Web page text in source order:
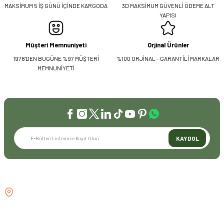
MAKSİMUM 5 İŞ GÜNÜ İÇİNDE KARGODA
3D MAKSİMUM GÜVENLİ ÖDEME ALT
YAPISI
Müşteri Memnuniyeti
1978'DEN BUGÜNE %97 MÜŞTERİ
MEMNUNİYETİ
Orjinal Ürünler
%100 ORJİNAL - GARANTİLİ MARKALAR
KAYDOL